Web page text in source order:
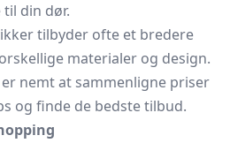
din dør.
tilbyder ofte et bredere
materialer og design.
er nemt at sammenligne priser
og finde de bedste tilbud.